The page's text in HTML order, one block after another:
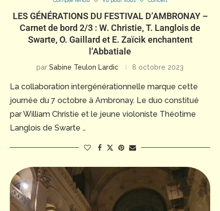
LES GÉNÉRATIONS DU FESTIVAL D’AMBRONAY –
Carnet de bord 2/3 : W. Christie, T. Langlois de
Swarte, O. Gaillard et E. Zaïcik enchantent
l’Abbatiale
par Sabine Teulon Lardic 8 octobre 2023
La collaboration intergénérationnelle marque cette
journée du 7 octobre à Ambronay. Le duo constitué
par William Christie et le jeune violoniste Théotime
Langlois de Swarte …